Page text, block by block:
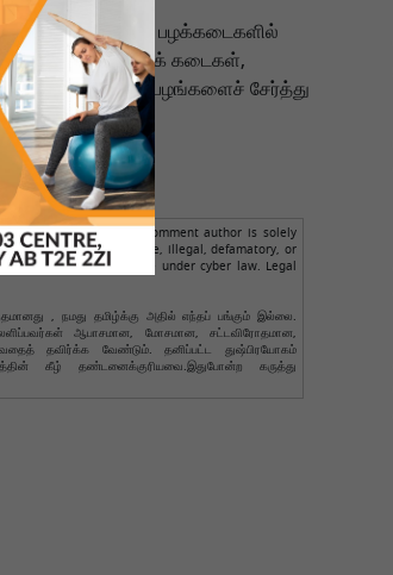
உள்ள சிறப்புப் பழக்கடைகளில்
இந்த உயர்தரக் கடைகள்,
கிரீம் உடன் பழங்களைச் சேர்த்து
The comment author is solely
avoid making obscene, illegal, defamatory, or
are punishable under cyber law. Legal
, நமது தமிழ்க்கு அதில் எந்தப் பங்கும் இல்லை.
ஆபாசமான, மோசமான, சட்டவிரோதமான,
தவிர்க்க வேண்டும். தனிப்பட்ட துஷ்பிரயோகம்
கீழ் தண்டனைக்குரியவை.இதுபோன்ற கருத்து